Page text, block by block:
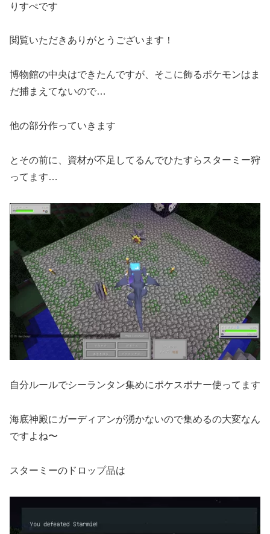
りすぺです
閲覧いただきありがとうございます！
博物館の中央はできたんですが、そこに飾るポケモンはま
だ捕まえてないので…
他の部分作っていきます
とその前に、資材が不足してるんでひたすらスターミー狩
ってます…
自分ルールでシーランタン集めにポケスポナー使ってます
海底神殿にガーディアンが湧かないので集めるの大変なん
ですよね〜
スターミーのドロップ品は